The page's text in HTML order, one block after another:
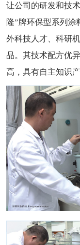
让公司的研发和技
隆”牌环保型系列
外科技人才、科研
品。其技术配方优
高，具有自主知识产